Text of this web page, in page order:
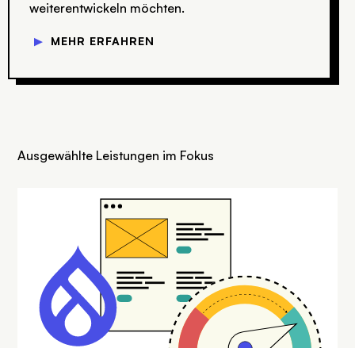
weiterentwickeln möchten.
▼ MEHR ERFAHREN
Ausgewählte Leistungen im Fokus